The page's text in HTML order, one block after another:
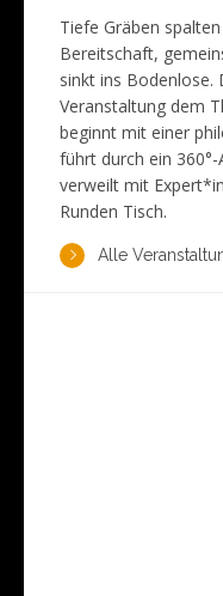
Tiefe Gräben
Bereitschaft,
sinkt ins Bodenlose.
Veranstaltung dem
beginnt mit einer
führt durch ein
verweilt mit
Runden Tisch.
Alle